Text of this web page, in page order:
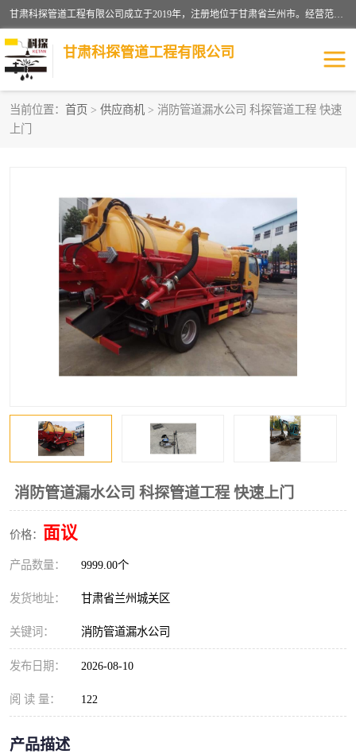
甘肃科探管道工程有限公司成立于2019年，注册地位于甘肃省兰州市。经营范围包括管道安装、清洗、疏通、维修、检测，防水工程，工程钻孔，化粪池清理，暖气安装，给排水管道安装维修，室内外管道如消防、供水、供热管道漏水检测定位，室内外防水堵漏等。
甘肃科探管道工程有限公司
当前位置： 首页 > 供应商机 > 消防管道漏水公司 科探管道工程 快速
上门
消防管道漏水公司 科探管道工程 快速上门
价格： 面议
产品数量： 9999.00个
发货地址： 甘肃省兰州城关区
关键词： 消防管道漏水公司
发布日期： 2026-08-10
阅 读 量： 122
产品描述
管道安装维修
供热管道漏水 排水管道漏水
自来水管漏水 管道疏通
高压车疏通清淤